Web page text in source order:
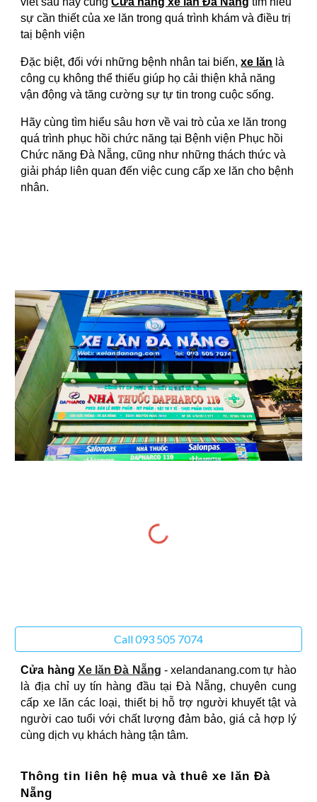
sự cần thiết của xe lăn trong quá trình khám và điều trị
taị bệnh viện
Đặc biệt, đối với những bệnh nhân tai biến,xe lăn là
công cụ không thể thiếu giúp họ cải thiện khả năng
vận động và tăng cường sự tự tin trong cuộc sống.
Hãy cùng tìm hiểu sâu hơn về vai trò của xe lăn trong
quá trình phục hồi chức năng tại Bệnh viện Phục hồi
Chức năng Đà Nẵng, cũng như những thách thức và
giải pháp liên quan đến việc cung cấp xe lăn cho bệnh
nhân.
Call 093 505 7074
Cửa hàng Xe lăn Đà Nẵng - xelandanang.com tự hào
là địa chỉ uy tín hàng đầu tại Đà Nẵng, chuyên cung
cấp xe lăn các loại, thiết bị hỗ trợ người khuyết tật và
người cao tuổi với chất lượng đảm bảo, giá cả hợp lý
cùng dịch vụ khách hàng tận tâm.
Thông tin liên hệ mua và thuê xe lăn Đà
Nẵng